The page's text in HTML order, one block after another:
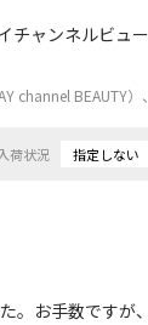
チャンネルビュー
channel BEAUTY
入荷状況 指定しない
。お手数ですが